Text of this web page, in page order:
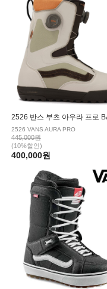
2526 VANS AURA PRO
445,000원
(10%할인)
400,000원